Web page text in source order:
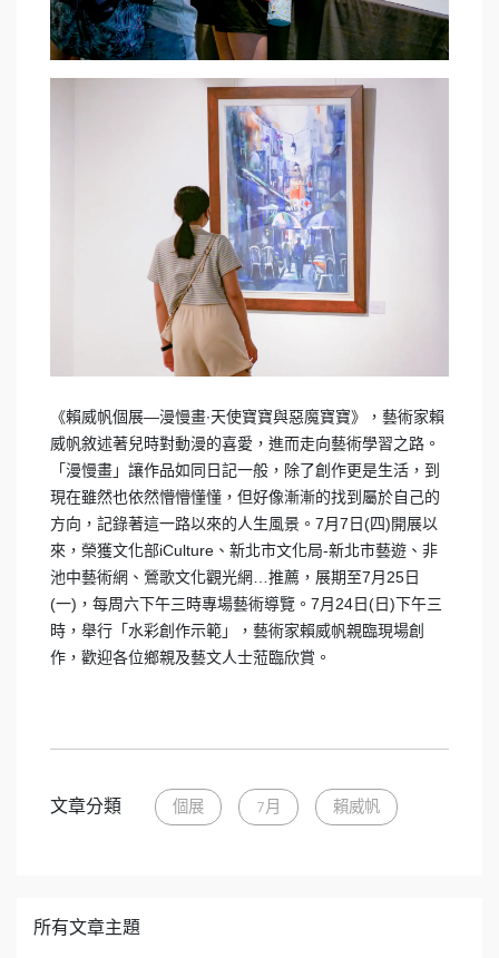
《賴威帆個展—漫慢畫∙天使寶寶與惡魔寶寶》，藝術家賴
威帆敘述著兒時對動漫的喜愛，進而走向藝術學習之路。
「漫慢畫」讓作品如同日記一般，除了創作更是生活，到
現在雖然也依然懵懵懂懂，但好像漸漸的找到屬於自己的
方向，記錄著這一路以來的人生風景。7月7日(四)開展以
來，榮獲文化部iCulture、新北市文化局-新北市藝遊、非
池中藝術網、鶯歌文化觀光網…推薦，展期至7月25日
(一)，每周六下午三時專場藝術導覽。7月24日(日)下午三
時，舉行「水彩創作示範」，藝術家賴威帆親臨現場創
作，歡迎各位鄉親及藝文人士蒞臨欣賞。
文章分類 個展 7月 賴威帆
所有文章主題